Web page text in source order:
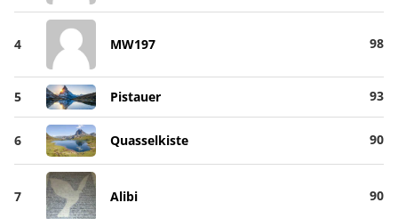
4 MW197 98
5 Pistauer 93
6 Quasselkiste 90
7 Alibi 90